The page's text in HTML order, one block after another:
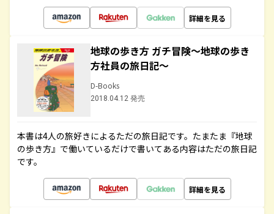
詳細を見る
地球の歩き方 ガチ冒険～地球の歩き
方社員の旅日記～
D-Books
2018.04.12 発売
本書は4人の旅好きによるただの旅日記です。たまたま『地球
の歩き方』で働いているだけで書いてある内容はただの旅日記
です。
詳細を見る